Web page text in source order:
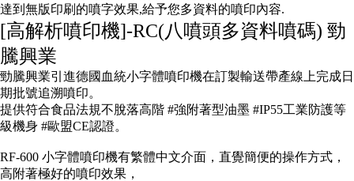
達到無版印刷的噴字效果,給予您多資料的噴印內容.
[高解析噴印機]-RC(八噴頭多資料噴碼) 勁
騰興業
勁騰興業引進德國血統小字體噴印機在訂製輸送帶產線上完成日
期批號追溯噴印。
提供符合食品法規不脫落高階 #強附著型油墨 #IP55工業防護等
級機身 #歐盟CE認證。
RF-600 小字體噴印機有繁體中文介面，直覺簡便的操作方式，
高附著極好的噴印效果，